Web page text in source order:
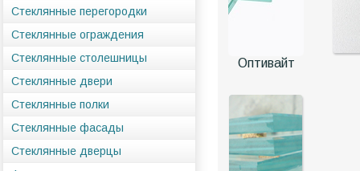
Стеклянные перегородки
Стеклянные ограждения
Стеклянные столешницы
Стеклянные двери
Стеклянные полки
Стеклянные фасады
Стеклянные дверцы
Оптивайт